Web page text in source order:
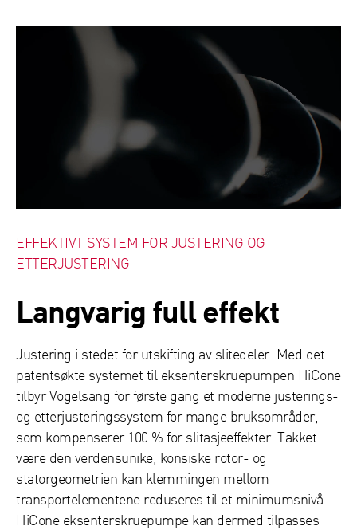
EFFEKTIVT SYSTEM FOR JUSTERING OG
ETTERJUSTERING
Langvarig full effekt
Justering i stedet for utskifting av slitedeler: Med det
patentsøkte systemet til eksenterskruepumpen HiCone
tilbyr Vogelsang for første gang et moderne justerings-
og etterjusteringssystem for mange bruksområder,
som kompenserer 100 % for slitasjeeffekter. Takket
være den verdensunike, konsiske rotor- og
statorgeometrien kan klemmingen mellom
transportelementene reduseres til et minimumsnivå.
HiCone eksenterskruepumpe kan dermed tilpasses